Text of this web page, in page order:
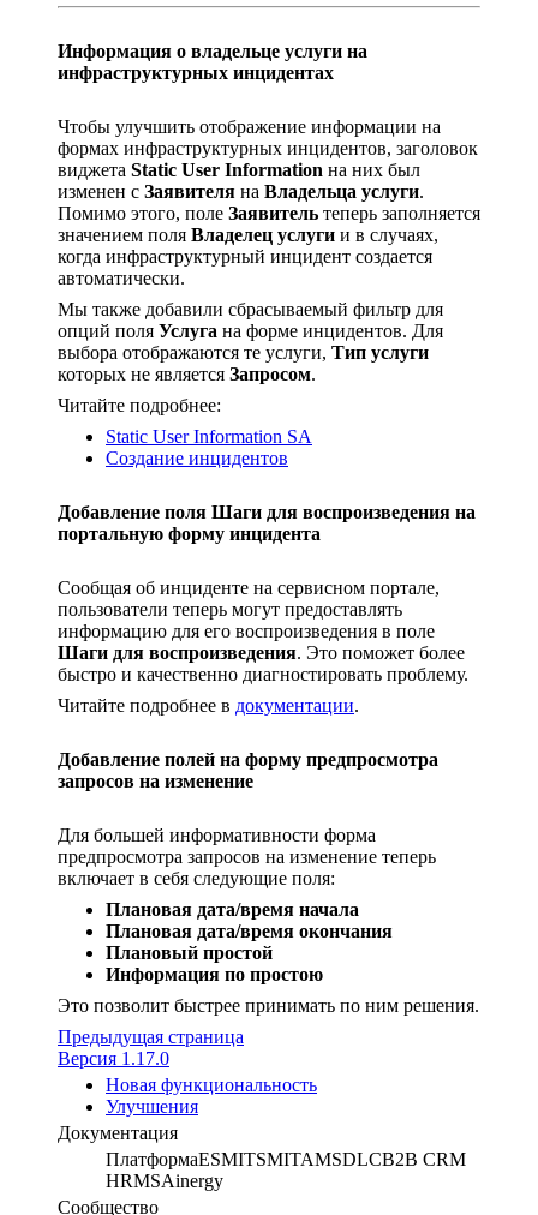
Информация о владельце услуги на
инфраструктурных инцидентах
Чтобы улучшить отображение информации на
формах инфраструктурных инцидентов, заголовок
виджета Static User Information на них был
изменен с Заявителя на Владельца услуги.
Помимо этого, поле Заявитель теперь заполняется
значением поля Владелец услуги и в случаях,
когда инфраструктурный инцидент создается
автоматически.
Мы также добавили сбрасываемый фильтр для
опций поля Услуга на форме инцидентов. Для
выбора отображаются те услуги, Тип услуги
которых не является Запросом.
Читайте подробнее:
Static User Information SA
Создание инцидентов
Добавление поля Шаги для воспроизведения на
портальную форму инцидента
Сообщая об инциденте на сервисном портале,
пользователи теперь могут предоставлять
информацию для его воспроизведения в поле
Шаги для воспроизведения. Это поможет более
быстро и качественно диагностировать проблему.
Читайте подробнее в документации.
Добавление полей на форму предпросмотра
запросов на изменение
Для большей информативности форма
предпросмотра запросов на изменение теперь
включает в себя следующие поля:
Плановая дата/время начала
Плановая дата/время окончания
Плановый простой
Информация по простою
Это позволит быстрее принимать по ним решения.
Предыдущая страница
Версия 1.17.0
Новая функциональность
Улучшения
Документация
ПлатформаESMITSMITAMSDLCB2B CRM
HRMSAinergy
Сообщество